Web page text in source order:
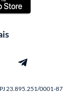
23.895.251/0001-87